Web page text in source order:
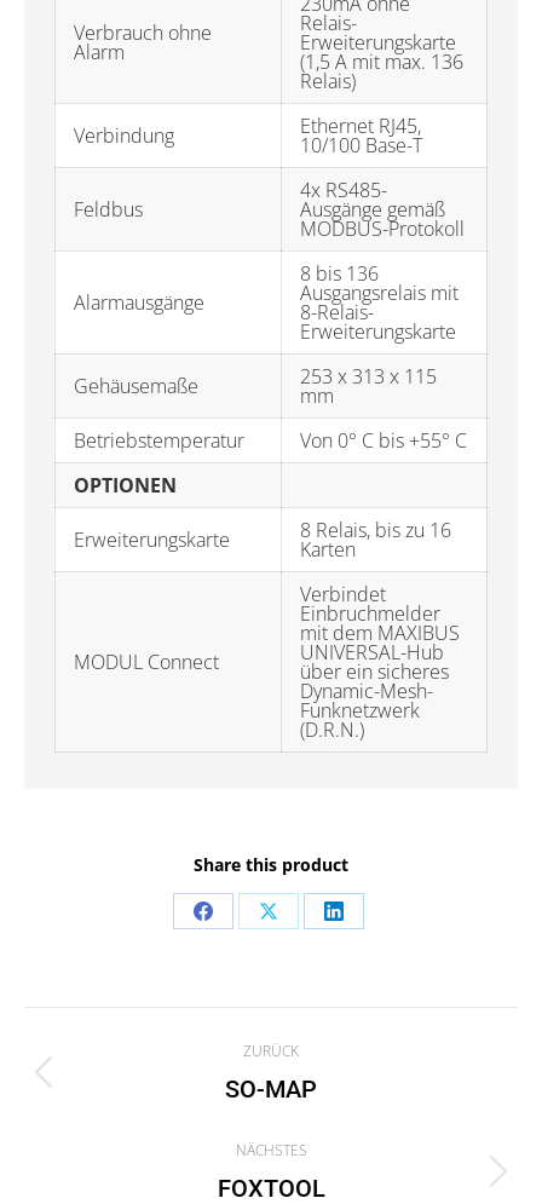
Verbrauch ohne
Alarm
Relais-
Erweiterungskarte
(1,5 A mit max. 136
Relais)
Verbindung Ethernet RJ45,
10/100 Base-T
Feldbus
4x RS485-
Ausgänge gemäß
MODBUS-Protokoll
Alarmausgänge
8 bis 136
Ausgangsrelais mit
8-Relais-
Erweiterungskarte
Gehäusemaße 253 x 313 x 115
mm
Betriebstemperatur
Von 0° C bis +55° C
OPTIONEN
Erweiterungskarte 8 Relais, bis zu 16
Karten
MODUL Connect
Verbindet
Einbruchmelder
mit dem MAXIBUS
UNIVERSAL-Hub
über ein sicheres
Dynamic-Mesh-
Funknetzwerk
(D.R.N.)
Share this product
Share Share Share
navigation
ZURÜCK
Previous
SO-MAP
NÄCHSTES
Next
FOXTOOL